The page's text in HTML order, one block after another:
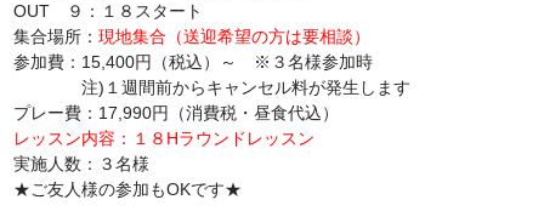
OUT ９：１８スタート
集合場所：現地集合（送迎希望の方は要相談）
参加費：15,400円（税込）～ ※３名様参加時
注)１週間前からキャンセル料が発生します
プレー費：17,990円（消費税・昼食代込）
レッスン内容：１８Hラウンドレッスン
実施人数：３名様
★ご友人様の参加もOKです★